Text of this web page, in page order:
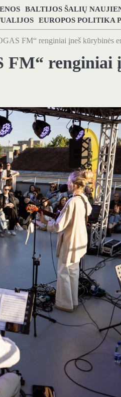
BALTIJOS ŠALIŲ
EUROPOS POLITIKA
FM“ renginiai įneš kūrybinės
FM“ renginiai